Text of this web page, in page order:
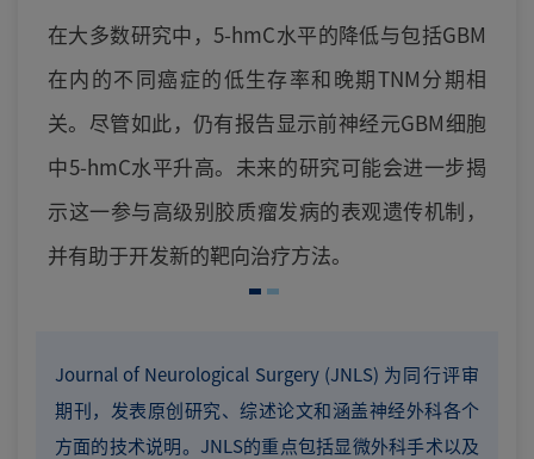
在大多数研究中，5-hmC水平的降低与包括GBM
在内的不同癌症的低生存率和晚期TNM分期相
关。尽管如此，仍有报告显示前神经元GBM细胞
中5-hmC水平升高。未来的研究可能会进一步揭
示这一参与高级别胶质瘤发病的表观遗传机制，
并有助于开发新的靶向治疗方法。
Journal of Neurological Surgery (JNLS) 为同行评审
期刊，发表原创研究、综述论文和涵盖神经外科各个
方面的技术说明。JNLS的重点包括显微外科手术以及